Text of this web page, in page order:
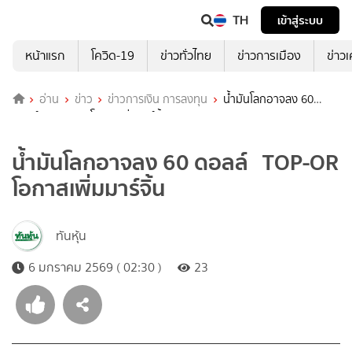
TH
เข้าสู่ระบบ
หน้าแรก
โควิด-19 ข่าวทั่วไทย ข่าวการเมือง ข่าว
อ่าน ข่าว ข่าวการเงิน การลงทุน
น้ำมันโลกอาจลง 60
ดอลล์ TOP-OR โอกาสเพิ่มมาร์จิ้น
น้ำมันโลกอาจลง 60 ดอลล์ TOP-OR
โอกาสเพิ่มมาร์จิ้น
ทันหุ้น
6 มกราคม 2569 ( 02:30 )
23